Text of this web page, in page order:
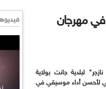
في مهرجان
لبلدية جانت بولاية
لأحسن أداء موسيقي في